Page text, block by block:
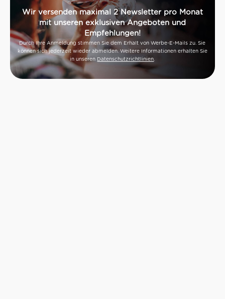
Wir versenden maximal 2 Newsletter pro Monat
mit unseren exklusiven Angeboten und
Empfehlungen!
Durch Ihre Anmeldung stimmen Sie dem Erhalt von Werbe-E-Mails zu. Sie
können sich jederzeit wieder abmelden. Weitere Informationen erhalten Sie
in unseren Datenschutzrichtlinien